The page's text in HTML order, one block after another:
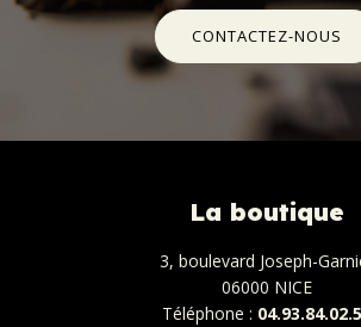
CONTACTEZ-NOUS
La boutique
3, boulevard Joseph-
06000 NICE
Téléphone :